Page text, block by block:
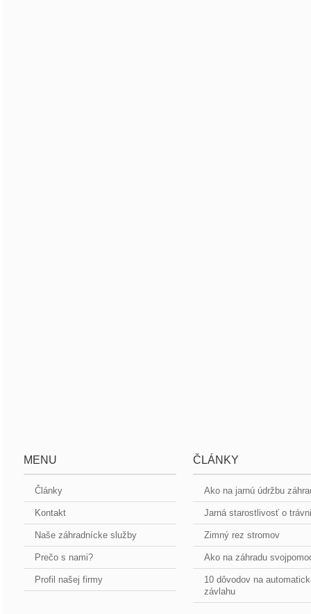
MENU
Články
Kontakt
Naše záhradnícke služby
Prečo s nami?
Profil našej firmy
ČLÁNKY
Ako na jarnú údržbu
Jarná starostlivosť o
Zimný rez stromov
Ako na záhradu
10 dôvodov na
závlahu